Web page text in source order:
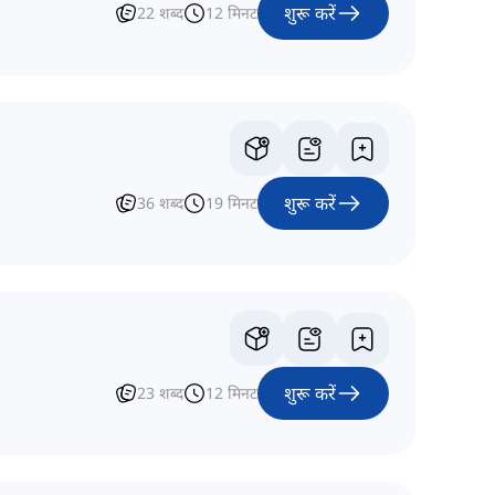
22 शब्द 12 मिनट शुरू करें
36 शब्द 19 मिनट शुरू करें
23 शब्द 12 मिनट शुरू करें